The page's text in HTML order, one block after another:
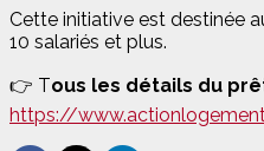
Cette initiative est destinée
10 salariés et plus.
👉 Tous les détails du
https://